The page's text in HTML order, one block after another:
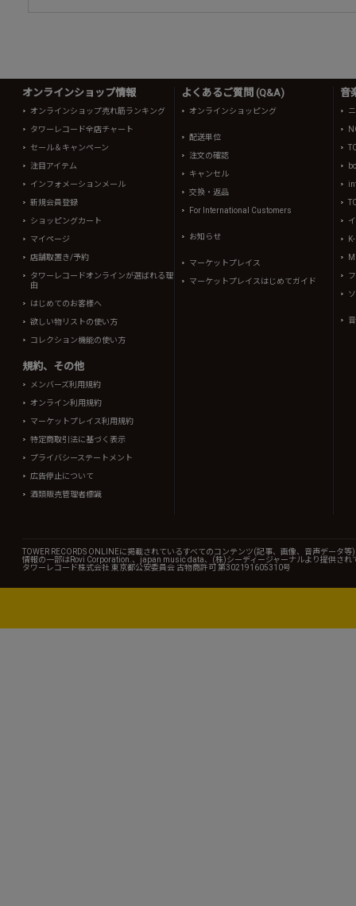
オンラインショップ情報
オンラインショップ売れ筋ランキング
タワーレコード全店チャート
セール＆キャンペーン
注目アイテム
インフォメーションメール
新規会員登録
ショッピングカート
マイページ
店舗取置き/予約
タワーレコードオンラインが選ばれる理
由
はじめてのお客様へ
欲しい物リストの使い方
コレクション機能の使い方
規約、その他
メンバーズ利用規約
オンライン利用規約
マーケットプレイス利用規約
特定商取引法に基づく表示
プライバシーステートメント
広告停止について
酒類販売管理者標識
よくあるご質問 (Q&A)
オンラインショッピング
配送単位
注文の確認
キャンセル
交換・返品
For International Customers
お知らせ
マーケットプレイス
マーケットプレイスはじめてガイド
音
TOWER RECORDS ONLINEに掲載されているすべてのコンテンツ(記事、画像、音声データ
情報の一部はRovi Corporation.、japan music data、(株)シーディージャーナルより提供され
タワーレコード株式会社 東京都公安委員会 古物商許可 第302191605310号